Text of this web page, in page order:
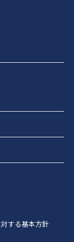
する基本方針